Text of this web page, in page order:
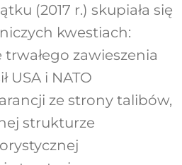
(2017 r.) skupiała się
kwestiach:
zawieszenia
USA i NATO
ze strony talibów,
strukturze